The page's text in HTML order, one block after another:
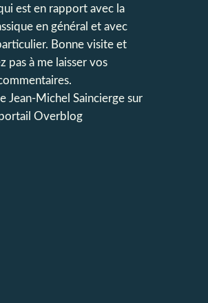
est en rapport avec la
en général et avec
Bonne visite et
pas à me laisser vos
Jean-Michel Sainciergesur
Overblog